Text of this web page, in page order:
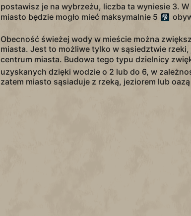
postawisz je na wybrzeżu, liczba ta wyniesie 3.
miasto będzie mogło mieć maksymalnie 5
Obecność świeżej wody w mieście można
miasta. Jest to możliwe tylko w sąsiedztwie
centrum miasta. Budowa tego typu dzielnicy
uzyskanych dzięki wodzie o 2 lub do 6, w
zatem miasto sąsiaduje z rzeką, jeziorem lub